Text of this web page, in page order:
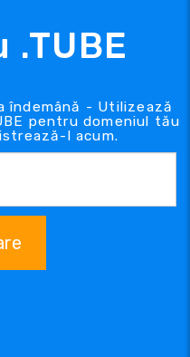
.TUBE
îndemână - Utilizează
pentru domeniul tău
l acum.